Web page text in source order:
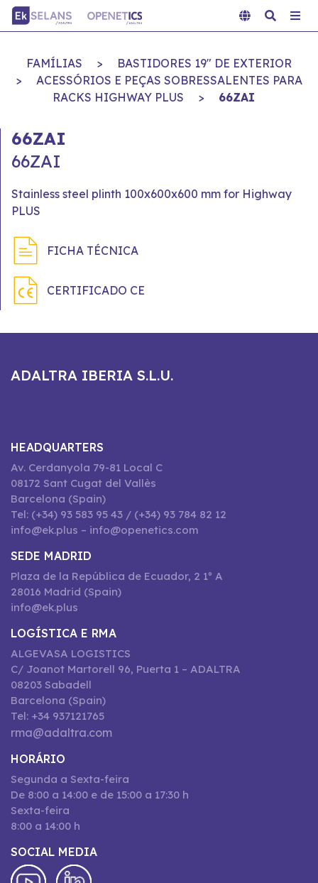
FAMÍLIAS >
BASTIDORES 19" DE EXTERIOR
>
ACESSÓRIOS E PEÇAS SOBRESSALENTES PARA
RACKS HIGHWAY PLUS
> 66ZAI
66ZAI
66ZAI
Stainless steel plinth 100x600x600 mm for Highway
PLUS
FICHA TÉCNICA
CERTIFICADO CE
ADALTRA IBERIA S.L.U.
HEADQUARTERS
Av. Cerdanyola 79-81 Local C
08172 Sant Cugat del Vallès
Barcelona (Spain)
Tel: (+34) 93 583 95 43 / (+34) 93 784 82 12
info@ek.plus – info@openetics.com
SEDE MADRID
Plaza de la República de Ecuador, 2 1º A
28016 Madrid (Spain)
info@ek.plus
LOGÍSTICA E RMA
ALGEVASA LOGISTICS
C/ Joanot Martorell 96, Puerta 1 – ADALTRA
08203 Sabadell
Barcelona (Spain)
Tel: +34 937121765
rma@adaltra.com
HORÁRIO
Segunda a Sexta-feira
De 8:00 a 14:00 e de 15:00 a 17:30 h
Sexta-feira
8:00 a 14:00 h
SOCIAL MEDIA